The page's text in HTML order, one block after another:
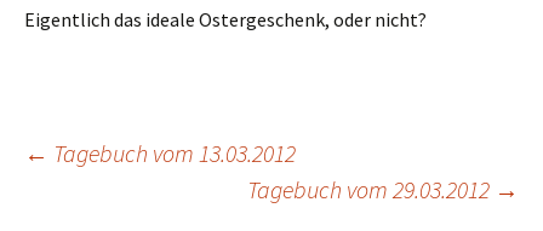
Eigentlich das ideale Ostergeschenk, oder nicht?
← Tagebuch vom 13.03.2012
Tagebuch vom 29.03.2012 →